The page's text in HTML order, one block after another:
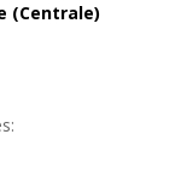
(Centrale)